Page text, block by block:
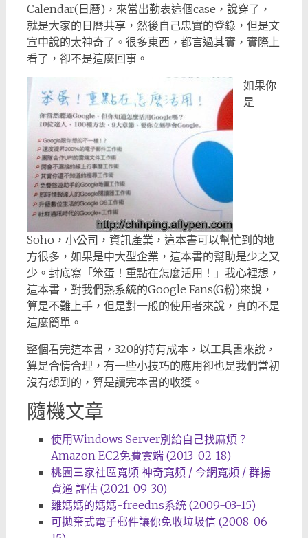
Calendar(日曆)，來當出勤表這個case，說穿了，
就是大家的日曆共享，然後自己忠實的登錄，但是文
宣中說的太神奇了。很多東西，都言過其實，實際上
看了，卻不是這麼回事。
如果你
是
Soho，小公司，資訊產業，這本書可以幫忙到的地
方很多，如果是中大型企業，這本書的幫助是少之又
少。封底寫「笨蛋！重點在怎麼活用！」我心裡想，
這本書，對我們熟系統的Google Fans(G粉)來說，
算是不難上手，但是對一般的使用者來說，真的不是
這麼簡單。
整個看完這本書，320的持有成本，以工具書來說，
算是合情合理，有一些小技巧的應用卻也是我們當初
沒有想到的，算是讀完本書的收獲。
隨機文章
使用Windows Server別給自己找麻煩？
Amazon EC2免費雲端 (2013-02-18)
桃園三家社區寬頻 神奇寬頻 / 今網寬頻 / 群揚
資通 評估 (2021-09-30)
雞媽媽的媽媽-freedns系統 (2009-03-15)
可拋棄式電子郵件讓你免收垃圾信 (2008-06-